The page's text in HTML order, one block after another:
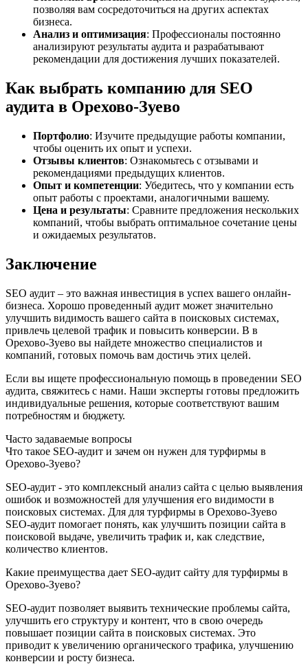
позволяя вам сосредоточиться на других аспектах
бизнеса.
Анализ и оптимизация: Профессионалы постоянно
анализируют результаты аудита и разрабатывают
рекомендации для достижения лучших показателей.
Как выбрать компанию для SEO
аудита в Орехово-Зуево
Портфолио: Изучите предыдущие работы компании,
чтобы оценить их опыт и успехи.
Отзывы клиентов: Ознакомьтесь с отзывами и
рекомендациями предыдущих клиентов.
Опыт и компетенции: Убедитесь, что у компании есть
опыт работы с проектами, аналогичными вашему.
Цена и результаты: Сравните предложения нескольких
компаний, чтобы выбрать оптимальное сочетание цены
и ожидаемых результатов.
Заключение
SEO аудит – это важная инвестиция в успех вашего онлайн-
бизнеса. Хорошо проведенный аудит может значительно
улучшить видимость вашего сайта в поисковых системах,
привлечь целевой трафик и повысить конверсии. В в
Орехово-Зуево вы найдете множество специалистов и
компаний, готовых помочь вам достичь этих целей.
Если вы ищете профессиональную помощь в проведении SEO
аудита, свяжитесь с нами. Наши эксперты готовы предложить
индивидуальные решения, которые соответствуют вашим
потребностям и бюджету.
Часто задаваемые вопросы
Что такое SEO-аудит и зачем он нужен для турфирмы в
Орехово-Зуево?
SEO-аудит - это комплексный анализ сайта с целью выявления
ошибок и возможностей для улучшения его видимости в
поисковых системах. Для для турфирмы в Орехово-Зуево
SEO-аудит помогает понять, как улучшить позиции сайта в
поисковой выдаче, увеличить трафик и, как следствие,
количество клиентов.
Какие преимущества дает SEO-аудит сайту для турфирмы в
Орехово-Зуево?
SEO-аудит позволяет выявить технические проблемы сайта,
улучшить его структуру и контент, что в свою очередь
повышает позиции сайта в поисковых системах. Это
приводит к увеличению органического трафика, улучшению
конверсии и росту бизнеса.